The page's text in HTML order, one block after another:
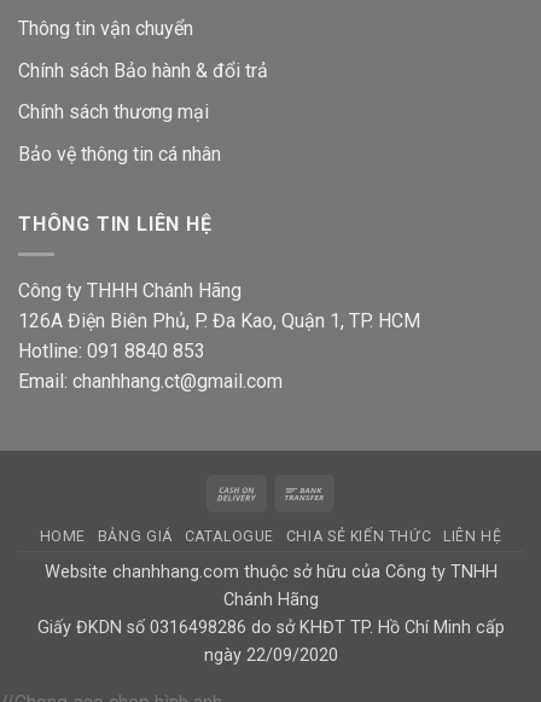
Thông tin vận chuyển
Chính sách Bảo hành & đổi trả
Chính sách thương mại
Bảo vệ thông tin cá nhân
THÔNG TIN LIÊN HỆ
Công ty THHH Chánh Hãng
126A Điện Biên Phủ, P. Đa Kao, Quận 1, TP. HCM
Hotline: 091 8840 853
Email: chanhhang.ct@gmail.com
Cash
Delivery
HOME BẢNG GIÁ CATALOGUE CHIA SẺ KIẾN THỨC LIÊN HỆ
Website chanhhang.com thuộc sở hữu của Công ty TNHH
Chánh Hãng
Giấy ĐKDN số 0316498286 do sở KHĐT TP. Hồ Chí Minh cấp
ngày 22/09/2020